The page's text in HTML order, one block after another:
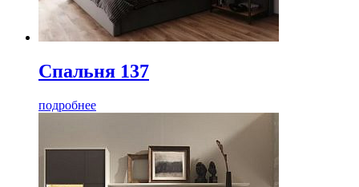
Спальня 137
подробнее